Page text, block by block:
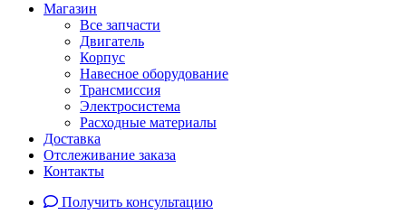
Магазин
Все запчасти
Двигатель
Корпус
Навесное оборудование
Трансмиссия
Электросистема
Расходные материалы
Доставка
Отслеживание заказа
Контакты
Получить консультацию